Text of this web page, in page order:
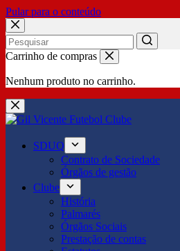
Pular para o conteúdo
No
Carrinho de compras
Nenhum produto no carrinho.
SDUQ
Contrato de Sociedade
Órgãos de gestão
Clube
História
Palmarés
Órgãos Sociais
Prestação de contas